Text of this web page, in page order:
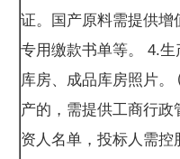
证。国产原料需提供增
专用缴款书单等。 4.
库房、成品库房照片
产的，需提供工商行
资人名单，投标人需